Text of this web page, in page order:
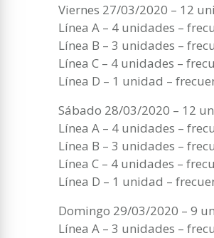
Viernes 27/03/2020 – 12
Línea A – 4 unidades –
Línea B – 3 unidades –
Línea C – 4 unidades –
Línea D – 1 unidad –
Sábado 28/03/2020 – 12
Línea A – 4 unidades –
Línea B – 3 unidades –
Línea C – 4 unidades –
Línea D – 1 unidad –
Domingo 29/03/2020 – 9
Línea A – 3 unidades –